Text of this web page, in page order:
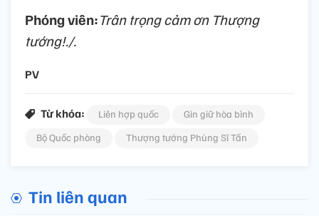
Phóng viên:Trân trọng cảm ơn Thượng
tướng!./.
PV
Từ khóa: Liên hợp quốc
Gìn giữ hòa bình
Bộ Quốc phòng
Thượng tướng Phùng Sĩ Tấn
Tin liên quan